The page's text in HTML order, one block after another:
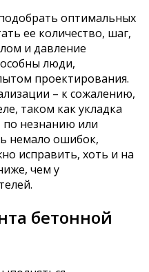
оптимальных
ее количество, шаг,
и давление
люди,
проектирования.
– к сожалению,
таком как укладка
незнанию или
немало ошибок,
исправить, хоть и на
чем у
бетонной